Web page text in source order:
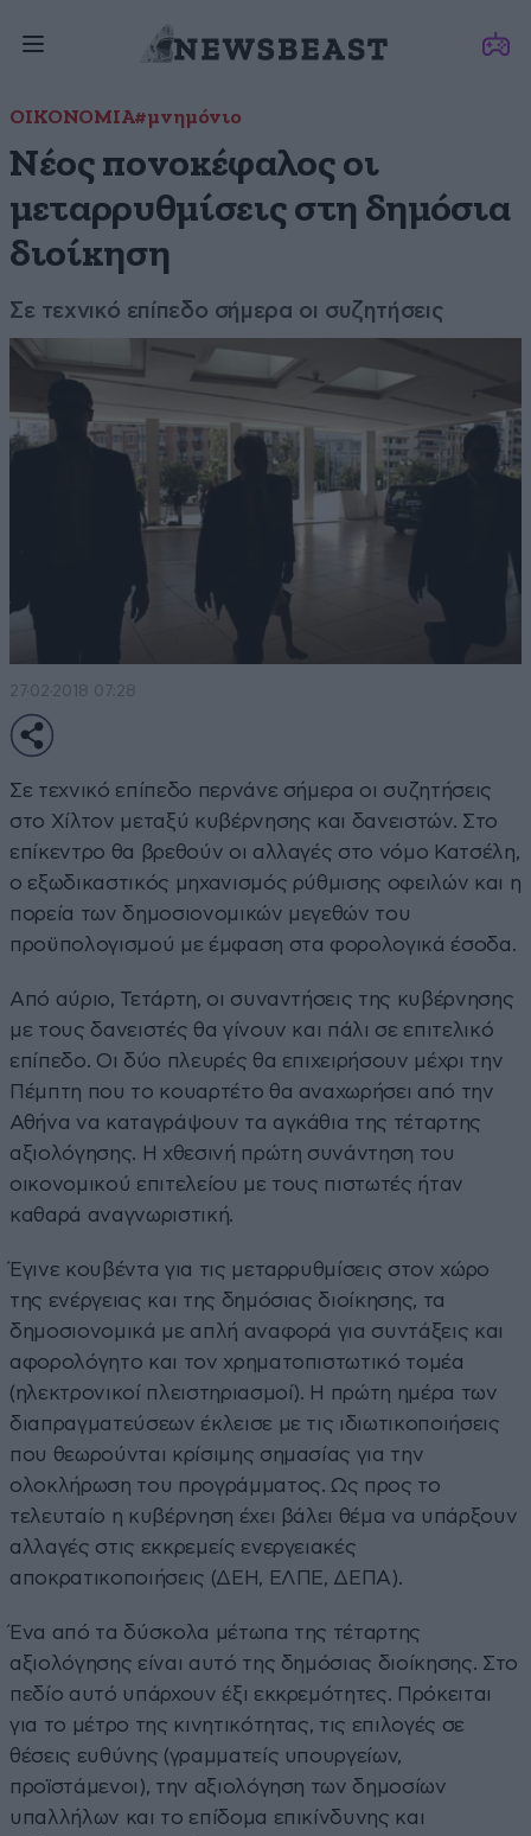
ΟΙΚΟΝΟΜΙΑ#μνημόνιο
Νέος πονοκέφαλος οι
μεταρρυθμίσεις στη δημόσια
διοίκηση
Σε τεχνικό επίπεδο σήμερα οι συζητήσεις
27·02·2018 07:28
Σε τεχνικό επίπεδο περνάνε σήμερα οι συζητήσεις
στο Χίλτον μεταξύ κυβέρνησης και δανειστών. Στο
επίκεντρο θα βρεθούν οι αλλαγές στο νόμο Κατσέλη,
ο εξωδικαστικός μηχανισμός ρύθμισης οφειλών και η
πορεία των δημοσιονομικών μεγεθών του
προϋπολογισμού με έμφαση στα φορολογικά έσοδα.
Από αύριο, Τετάρτη, οι συναντήσεις της κυβέρνησης
με τους δανειστές θα γίνουν και πάλι σε επιτελικό
επίπεδο. Οι δύο πλευρές θα επιχειρήσουν μέχρι την
Πέμπτη που το κουαρτέτο θα αναχωρήσει από την
Αθήνα να καταγράψουν τα αγκάθια της τέταρτης
αξιολόγησης. Η χθεσινή πρώτη συνάντηση του
οικονομικού επιτελείου με τους πιστωτές ήταν
καθαρά αναγνωριστική.
Έγινε κουβέντα για τις μεταρρυθμίσεις στον χώρο
της ενέργειας και της δημόσιας διοίκησης, τα
δημοσιονομικά με απλή αναφορά για συντάξεις και
αφορολόγητο και τον χρηματοπιστωτικό τομέα
(ηλεκτρονικοί πλειστηριασμοί). Η πρώτη ημέρα των
διαπραγματεύσεων έκλεισε με τις ιδιωτικοποιήσεις
που θεωρούνται κρίσιμης σημασίας για την
ολοκλήρωση του προγράμματος. Ως προς το
τελευταίο η κυβέρνηση έχει βάλει θέμα να υπάρξουν
αλλαγές στις εκκρεμείς ενεργειακές
αποκρατικοποιήσεις (ΔΕΗ, ΕΛΠΕ, ΔΕΠΑ).
Ένα από τα δύσκολα μέτωπα της τέταρτης
αξιολόγησης είναι αυτό της δημόσιας διοίκησης. Στο
πεδίο αυτό υπάρχουν έξι εκκρεμότητες. Πρόκειται
για το μέτρο της κινητικότητας, τις επιλογές σε
θέσεις ευθύνης (γραμματείς υπουργείων,
προϊστάμενοι), την αξιολόγηση των δημοσίων
υπαλλήλων και το επίδομα επικίνδυνης και